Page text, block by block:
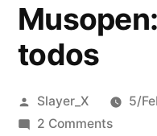
todos
Posted
by
Slayer_X
5/
2 Commentson